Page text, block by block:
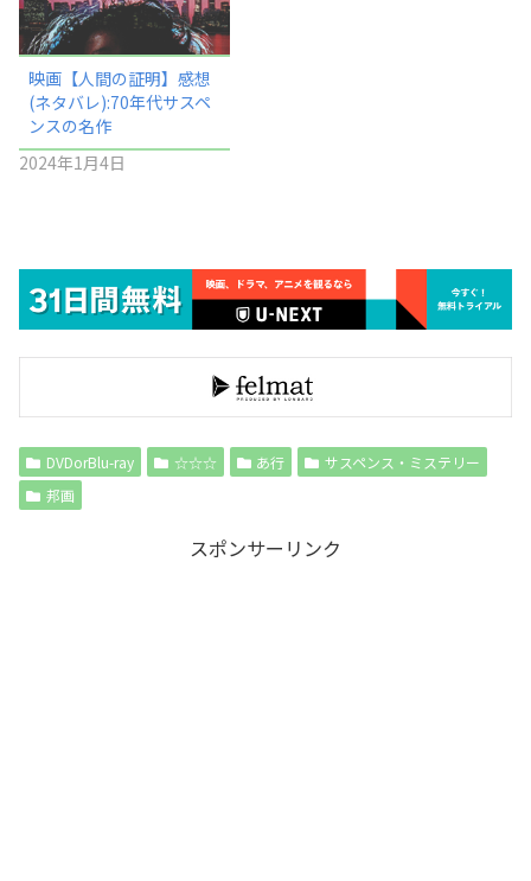
映画【人間の証明】感想
(ネタバレ):70年代サスペ
ンスの名作
2024年1月4日
DVDorBlu-ray ☆☆☆ あ行
サスペンス・ミステリー
邦画
スポンサーリンク